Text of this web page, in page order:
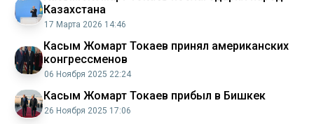
Казахстана
17 Марта 2026 14:46
Касым Жомарт Токаев принял американских
конгрессменов
06 Ноября 2025 22:24
Касым Жомарт Токаев прибыл в Бишкек
26 Ноября 2025 17:06